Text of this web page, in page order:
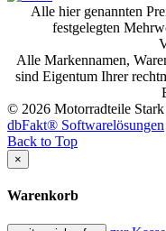
Alle hier genannten
festgelegten
Alle Markennamen,
sind Eigentum Ihrer
© 2026 Motorradteile
dbFakt® Softwarelösungen
Back to Top
×
Warenkorb